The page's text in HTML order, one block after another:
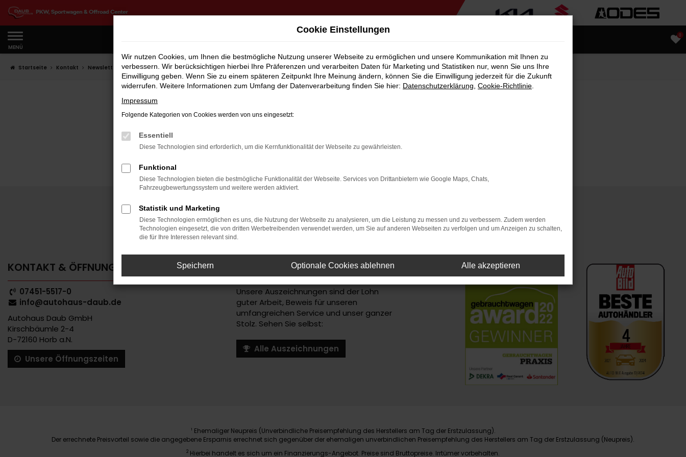
Zum
Hauptinhalt
springen
MENÜ
0
Startseite Kontakt Newsletter
AUTOHAUS DAUB NEWSLETTER
JETZT ANMELDEN
KONTAKT & ÖFFNUNGSZEITEN
07451-5517-0
info@autohaus-daub.de
Autohaus Daub GmbH
Kirschbäumle 2-4
D-72160 Horb a.N.
Unsere Öffnungszeiten
AUSGEZEICHNET
Unsere Auszeichnungen sind der Lohn
guter Arbeit, Beweis für unseren
umfangreichen Service und unser ganzer
Stolz. Sehen Sie selbst:
Alle Auszeichnungen
1 Ehemaliger Neupreis (Unverbindliche Preisempfehlung des Herstellers am Tag der Erstzulassung).
Der errechnete Preisvorteil sowie die angegebene Ersparnis errechnet sich gegenüber der ehemaligen unverbindlichen Preisempfehlung des Herstellers am Tag der Erstzulassung (Neupreis).
2 Hierbei handelt es sich um ein Finanzierungs-Angebot. Preise sind Bruttopreise. Irrtümer vorbehalten.
Cookie Einstellungen
Wir nutzen Cookies, um Ihnen die bestmögliche Nutzung unserer Webseite zu ermöglichen und unsere Kommunikation mit Ihnen zu
verbessern. Wir berücksichtigen hierbei Ihre Präferenzen und verarbeiten Daten für Marketing und Statistiken nur, wenn Sie uns Ihre
Einwilligung geben. Wenn Sie zu einem späteren Zeitpunkt Ihre Meinung ändern, können Sie die Einwilligung jederzeit für die Zukunft
widerrufen. Weitere Informationen zum Umfang der Datenverarbeitung finden Sie hier: Datenschutzerklärung Cookie-Richtlinie
Impressum
Folgende Kategorien von Cookies werden von uns eingesetzt:
Essentiell
Diese Technologien sind erforderlich, um die Kernfunktionalität der Webseite zu gewährleisten.
Funktional
Diese Technologien bieten die bestmögliche Funktionalität der Webseite. Services von Drittanbietern wie Google Maps, Chats,
Fahrzeugbewertungssystem und weitere werden aktiviert.
Statistik und Marketing
Diese Technologien ermöglichen es uns, die Nutzung der Webseite zu analysieren, um die Leistung zu messen und zu verbessern. Zudem werden
Technologien eingesetzt, die von dritten Werbetreibenden verwendet werden, um Sie auf anderen Webseiten zu verfolgen und um Anzeigen zu schalten,
die für Ihre Interessen relevant sind.
Speichern Optionale Cookies ablehnen Alle akzeptieren